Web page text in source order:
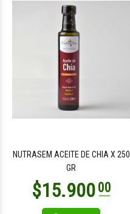
NUTRASEM ACEITE DE CHIA X 250
GR